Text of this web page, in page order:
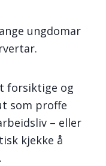
ungdomar
forsiktige og
som proffe
– eller
kjekke å